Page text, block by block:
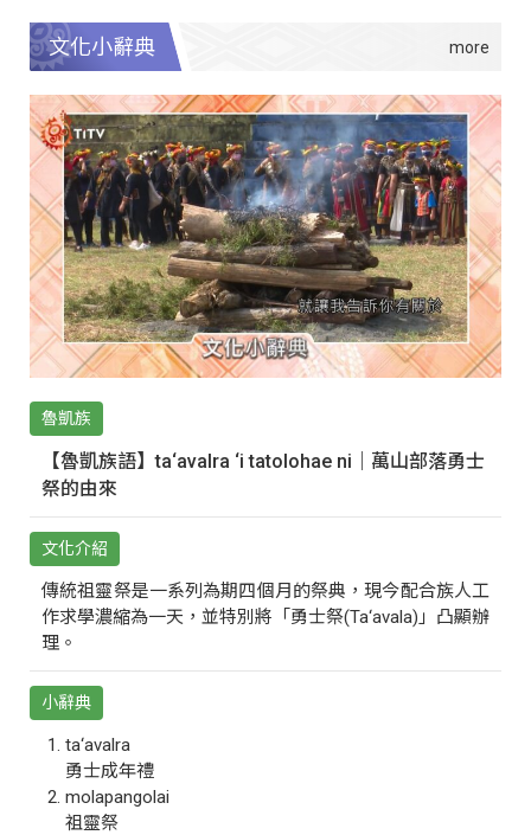
文化小辭典
魯凱族
【魯凱族語】ta‘avalra ‘i tatolohae ni｜萬山部落勇士
祭的由來
文化介紹
傳統祖靈祭是一系列為期四個月的祭典，現今配合族人工
作求學濃縮為一天，並特別將「勇士祭(Ta‘avala)」凸顯辦
理。
小辭典
ta‘avalra
勇士成年禮
molapangolai
祖靈祭